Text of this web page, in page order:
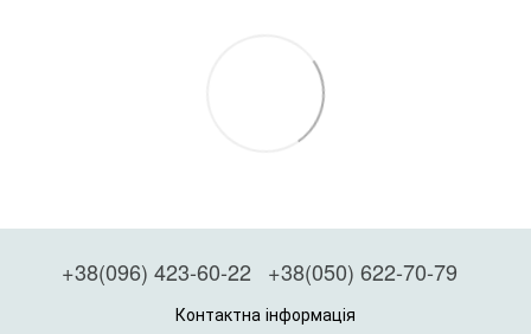
+38(096) 423-60-22 +38(050) 622-70-79
Контактна інформація